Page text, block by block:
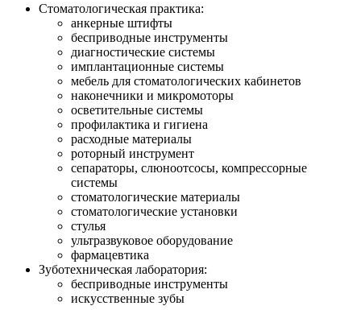
Стоматологическая практика:
анкерные штифты
бесприводные инструменты
диагностические системы
имплантационные системы
мебель для стоматологических кабинетов
наконечники и микромоторы
осветительные системы
профилактика и гигиена
расходные материалы
роторный инструмент
сепараторы, слюноотсосы, компрессорные
системы
стоматологические материалы
стоматологические установки
стулья
ультразвуковое оборудование
фармацевтика
Зуботехническая лаборатория:
бесприводные инструменты
искусственные зубы